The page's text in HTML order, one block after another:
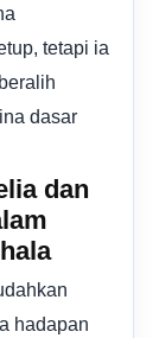
tetapi ia
dasar
dan
hadapan